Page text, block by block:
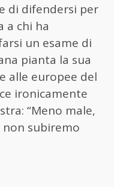
di difendersi per
a chi ha
un esame di
pianta la sua
alle europee del
ironicamente
“Meno male,
subiremo